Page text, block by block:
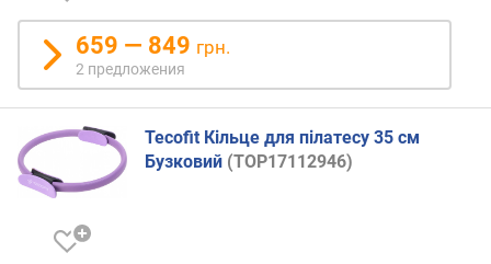
к
о
р
г
и
659 — 849 грн.
2 предложения
Tecofit Кільце для пілатесу 35 см
Бузковий (TOP17112946)